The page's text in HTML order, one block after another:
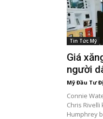
Tin Tức Mỹ
Giá
người
Mỹ Đầu Tư
Connie
Chris
Humphrey